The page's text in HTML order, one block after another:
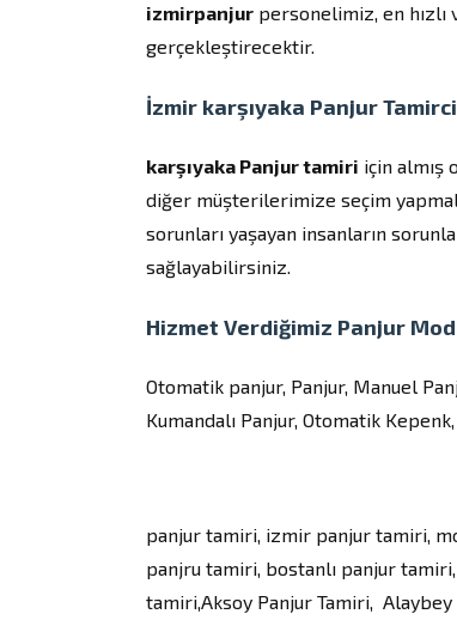
izmirpanjur personelimiz, en hızlı
gerçekleştirecektir.
İzmir karşıyaka Panjur
karşıyaka Panjur tamiri için
diğer müşterilerimize seçim
sorunları yaşayan insanların
sağlayabilirsiniz.
Hizmet Verdiğimiz Panjur
Otomatik panjur, Panjur, Manuel
Kumandalı Panjur, Otomatik
panjur tamiri, izmir panjur tamiri,
panjru tamiri, bostanlı panjur
tamiri,Aksoy Panjur Tamiri,